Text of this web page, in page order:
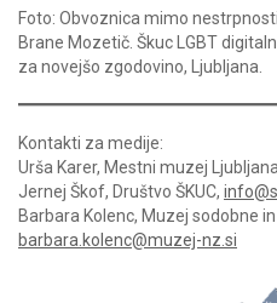
Foto: Obvoznica mimo
Brane Mozetič. Škuc LGBT
za novejšo zgodovino, Ljubljana.
Kontakti za medije:
Urša Karer, Mestni muzej
Jernej Škof, Društvo ŠKUC,
Barbara Kolenc, Muzej sodobne
barbara.kolenc@muzej-nz.si